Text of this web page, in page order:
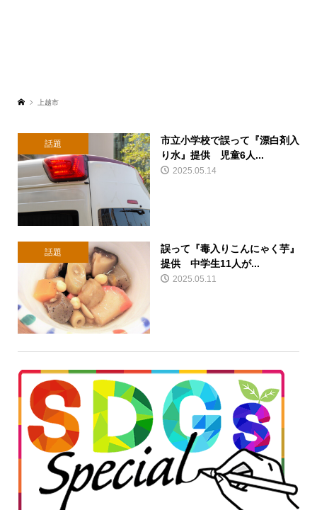
上越市
話題
市立小学校で誤って『漂白剤入
り水』提供 児童6人...
2025.05.14
話題
誤って『毒入りこんにゃく芋』
提供 中学生11人が...
2025.05.11